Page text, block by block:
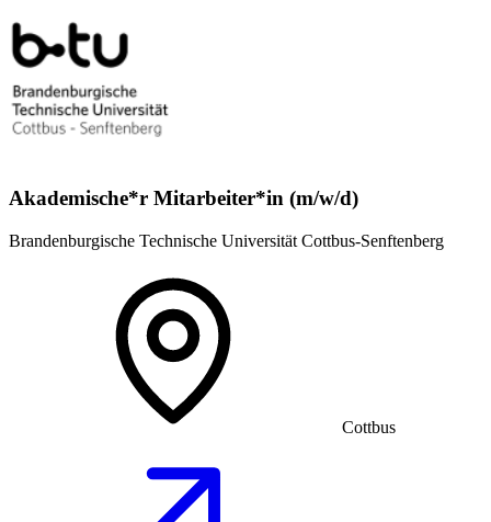
Akademische*r Mitarbeiter*in (m/w/d)
Brandenburgische Technische Universität Cottbus-Senftenberg
Cottbus